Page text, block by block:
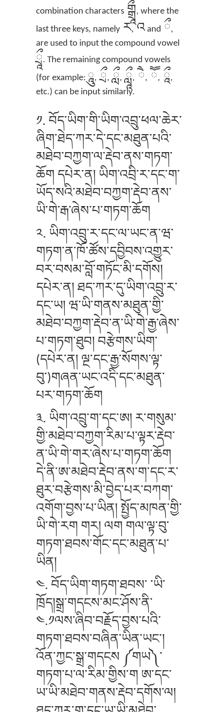
combination characters གྒཷ, where the
last three keys, namely ར,འand ྀ,
are used to input the compound vowel
ཷ. The remaining compound vowels
(for example: ཱུ, ྲྀ, ླྀ, ཹ, ཻ, ཽ, ཱྀ,
etc.) can be input similarly.
༡. བོད་ཡིག་གི་ཡིག་འབྲུ་ཕལ་ཆེར་
ཞིག་ཐེད་ཀར་དེ་དང་མཐུན་པའི་
མཐེབ་བཀྱག་ལ་རྡེབ་ནས་གཏག་
ཆོག དཔེར་ན། ཡིག་འབྲི་ར་དང་ག་
ཡོད་སའི་མཐེབ་བཀྱག་རྡེབ་ནས་
ཡི་གེ་རྒ་ཞེས་པ་གཏག་ཆོག
༢. ཡིག་འབྲུ་ར་དང་ལ་ཡང་ན་ཝ་
གཏག་ན་ཁོ་ཚོས་དབྱིབས་འགྱུར་
བར་བསམ་བློ་གཏོང་མི་དགོས།
དཔེར་ན། ཐད་ཀར་དུ་ཡིག་འབྲུ་ར་
དང་ཡ། ཝ་ཡི་གནས་མཐུན་གྱི་
མཐེབ་བཀྱག་རྡེབ་ན་ཡི་གེ་རྒྱ་ཞེས་
པ་གཏག་ཐུབ། བརྩེགས་ཡིག་
(དཔེར་ན། ལྔ་དང་རྒྱ་སོགས་ལྟ་
བུ་)གཞན་ཡང་འདི་དང་མཐུན་
པར་གཏག་ཆོག
༣. ཡིག་འབྲུ་ག་དང་ཨ། ར་གསུམ་
གྱི་མཐེབ་བཀྱག་རིམ་པ་ལྟར་རྡེབ་
ན་ཡི་གེ་གར་ཞེས་པ་གཏག་ཆོག
དེ་ནི་ཨ་མཐེབ་རྡེབ་ནས་ག་དང་ར་
ཐུར་བརྩེགས་མི་བྱེད་པར་བཀག་
འགོག་བྱས་པ་ཡིན། སྤྱོད་མཁན་གྱི་
ཡི་གེ་རག གར། ལག གལ་ལྟ་བུ་
གཏག་ཐབས་གོང་དང་མཐུན་པ་
ཡིན།
༤. བོད་ཡིག་གཏག་ཐབས་ ་ཡི་
ཁྲོད།སྒྲ་གདངས་མང་ཤོས་ནི་
༤.༡ལས་ཞིབ་བརྗོད་བྱས་པའི་
གཏག་ཐབས་བཞིན་ཡིན་ཡང་།
འོན་ཀྱང་སྒྲ་གདངས ༼གཡ༽་
གཏག་པ་ལ་རིམ་གྱིས་ག ཨ་དང་
ཡ་ཡི་མཐེབ་གནས་རྡེབ་དགོས་ལ།